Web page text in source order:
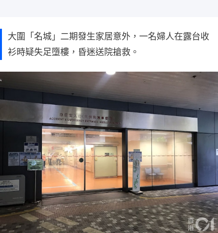
大圍「名城」二期發生家居意外，一名婦人在露台收
衫時疑失足墮樓，昏迷送院搶救。